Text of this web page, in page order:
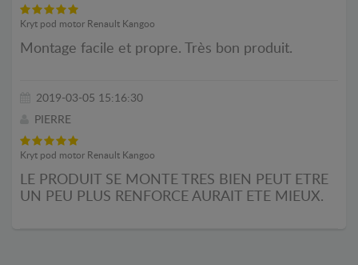
Kryt pod motor Renault Kangoo
Montage facile et propre. Très bon produit.
2019-03-05 15:16:30
PIERRE
Kryt pod motor Renault Kangoo
LE PRODUIT SE MONTE TRES BIEN PEUT ETRE
UN PEU PLUS RENFORCE AURAIT ETE MIEUX.